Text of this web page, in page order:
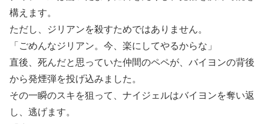
構えます。
ただし、ジリアンを殺すためではありません。
「ごめんなジリアン。今、楽にしてやるからな」
直後、死んだと思っていた仲間のペペが、バイヨンの背後
から発煙弾を投げ込みました。
その一瞬のスキを狙って、ナイジェルはバイヨンを奪い返
し、逃げます。